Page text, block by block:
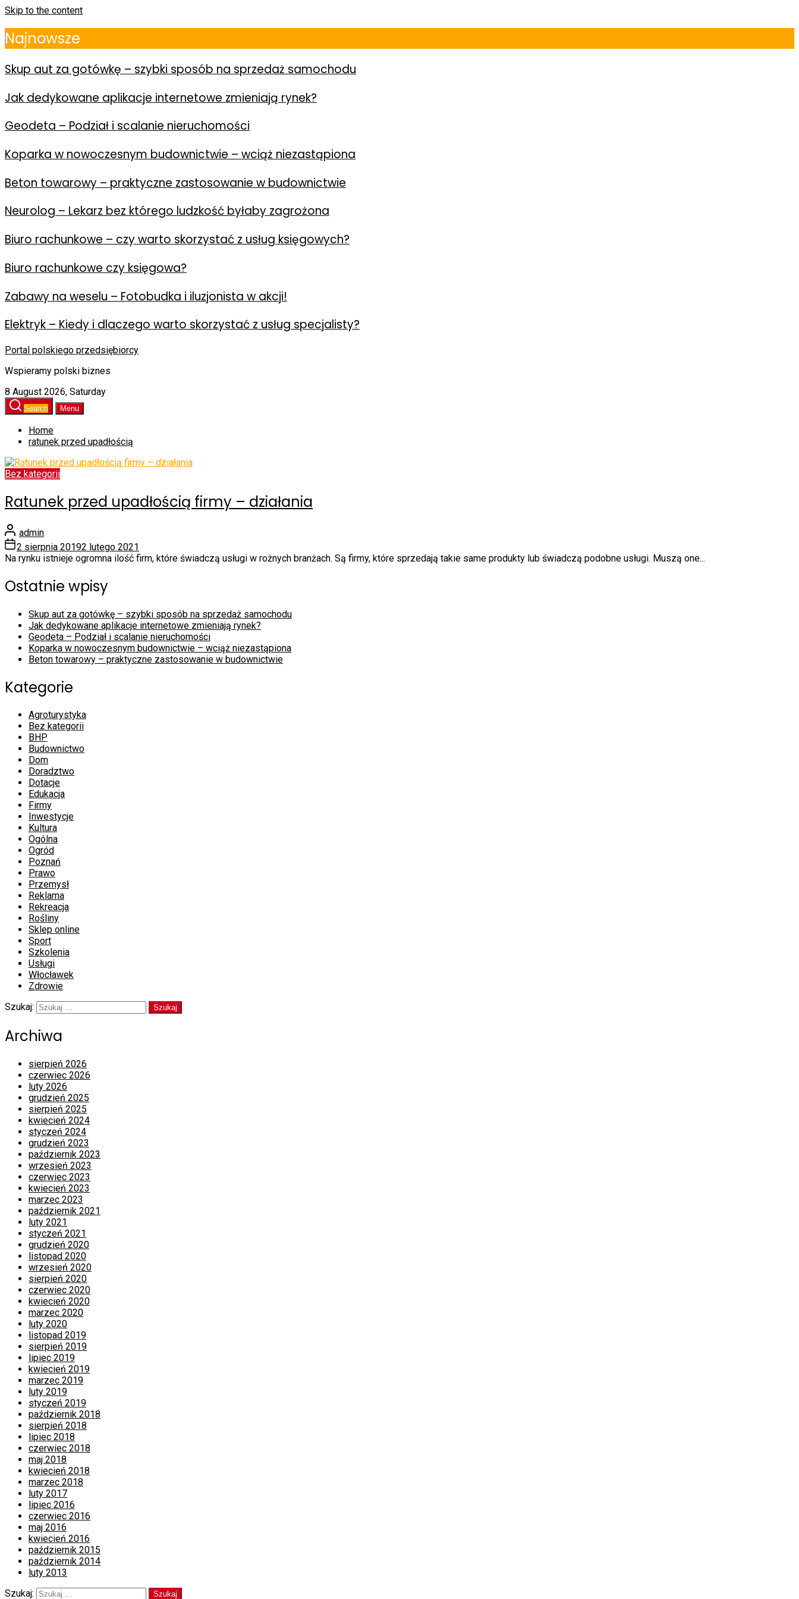
Skip to the content
Najnowsze
Skup aut za gotówkę – szybki sposób na sprzedaż samochodu
Jak dedykowane aplikacje internetowe zmieniają rynek?
Geodeta – Podział i scalanie nieruchomości
Koparka w nowoczesnym budownictwie – wciąż niezastąpiona
Beton towarowy – praktyczne zastosowanie w budownictwie
Neurolog – Lekarz bez którego ludzkość byłaby zagrożona
Biuro rachunkowe – czy warto skorzystać z usług księgowych?
Biuro rachunkowe czy księgowa?
Zabawy na weselu – Fotobudka i iluzjonista w akcji!
Elektryk – Kiedy i dlaczego warto skorzystać z usług specjalisty?
Portal polskiego przedsiębiorcy
Wspieramy polski biznes
8 August 2026, Saturday
Search Menu
Home
ratunek przed upadłością
Bez kategorii
Ratunek przed upadłością firmy – działania
admin
2 sierpnia 20192 lutego 2021
Na rynku istnieje ogromna ilość firm, które świadczą usługi w rożnych branżach. Są firmy, które sprzedają takie same produkty lub świadczą podobne usługi. Muszą one...
Ostatnie wpisy
Skup aut za gotówkę – szybki sposób na sprzedaż samochodu
Jak dedykowane aplikacje internetowe zmieniają rynek?
Geodeta – Podział i scalanie nieruchomości
Koparka w nowoczesnym budownictwie – wciąż niezastąpiona
Beton towarowy – praktyczne zastosowanie w budownictwie
Kategorie
Agroturystyka
Bez kategorii
BHP
Budownictwo
Dom
Doradztwo
Dotacje
Edukacja
Firmy
Inwestycje
Kultura
Ogólna
Ogród
Poznań
Prawo
Przemysł
Reklama
Rekreacja
Rośliny
Sklep online
Sport
Szkolenia
Usługi
Włocławek
Zdrowie
Szukaj:
Archiwa
sierpień 2026
czerwiec 2026
luty 2026
grudzień 2025
sierpień 2025
kwiecień 2024
styczeń 2024
grudzień 2023
październik 2023
wrzesień 2023
czerwiec 2023
kwiecień 2023
marzec 2023
październik 2021
luty 2021
styczeń 2021
grudzień 2020
listopad 2020
wrzesień 2020
sierpień 2020
czerwiec 2020
kwiecień 2020
marzec 2020
luty 2020
listopad 2019
sierpień 2019
lipiec 2019
kwiecień 2019
marzec 2019
luty 2019
styczeń 2019
październik 2018
sierpień 2018
lipiec 2018
czerwiec 2018
maj 2018
kwiecień 2018
marzec 2018
luty 2017
lipiec 2016
czerwiec 2016
maj 2016
kwiecień 2016
październik 2015
październik 2014
luty 2013
Szukaj: